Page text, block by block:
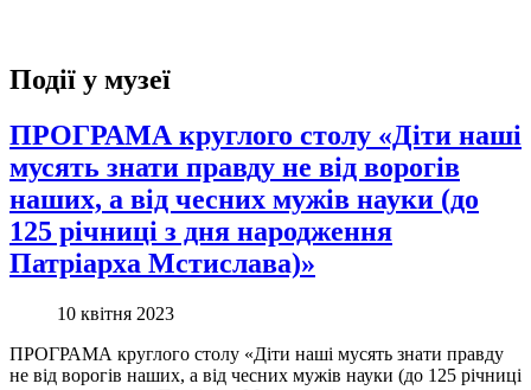
Події у музеї
ПРОГРАМА круглого столу «Діти наші
мусять знати правду не від ворогів
наших, а від чесних мужів науки (до
125 річниці з дня народження
Патріарха Мстислава)»
10 квітня 2023
ПРОГРАМА круглого столу «Діти наші мусять знати правду
не від ворогів наших, а від чесних мужів науки (до 125 річниці